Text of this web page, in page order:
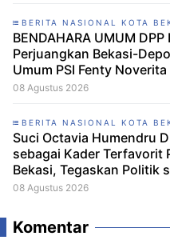
BERITA NASIONAL KOTA
BENDAHARA UMUM DPP
Perjuangkan Bekasi-
Umum PSI Fenty Noverita
Bertarung di Dapil Jabar VI
08 Agustus 2026
BERITA NASIONAL KOTA
Suci Octavia Humendru
sebagai Kader Terfavorit
Bekasi, Tegaskan Politik
untuk Bertumbuh Bersama
08 Agustus 2026
Komentar